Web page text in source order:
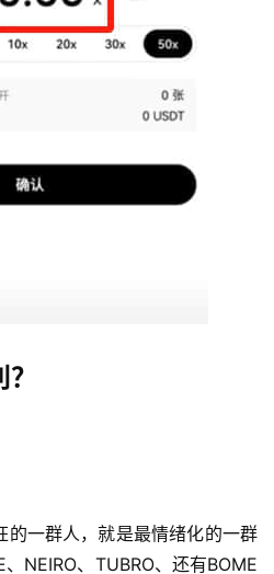
的一群人，就是最情绪化的一群
NEIRO、TUBRO、还有BOME